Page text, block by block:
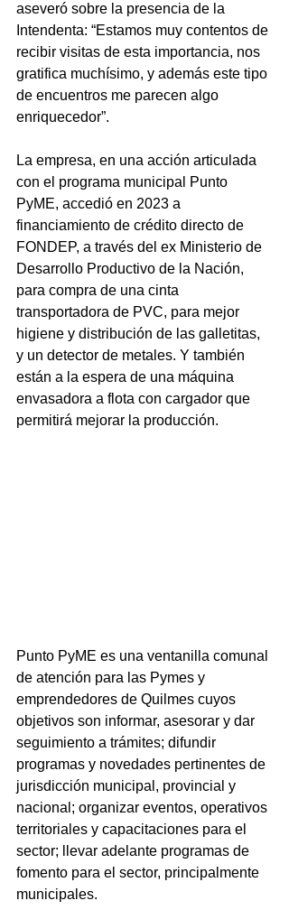
aseveró sobre la presencia de la
Intendenta: “Estamos muy contentos de
recibir visitas de esta importancia, nos
gratifica muchísimo, y además este tipo
de encuentros me parecen algo
enriquecedor”.
La empresa, en una acción articulada
con el programa municipal Punto
PyME, accedió en 2023 a
financiamiento de crédito directo de
FONDEP, a través del ex Ministerio de
Desarrollo Productivo de la Nación,
para compra de una cinta
transportadora de PVC, para mejor
higiene y distribución de las galletitas,
y un detector de metales. Y también
están a la espera de una máquina
envasadora a flota con cargador que
permitirá mejorar la producción.
Punto PyME es una ventanilla comunal
de atención para las Pymes y
emprendedores de Quilmes cuyos
objetivos son informar, asesorar y dar
seguimiento a trámites; difundir
programas y novedades pertinentes de
jurisdicción municipal, provincial y
nacional; organizar eventos, operativos
territoriales y capacitaciones para el
sector; llevar adelante programas de
fomento para el sector, principalmente
municipales.